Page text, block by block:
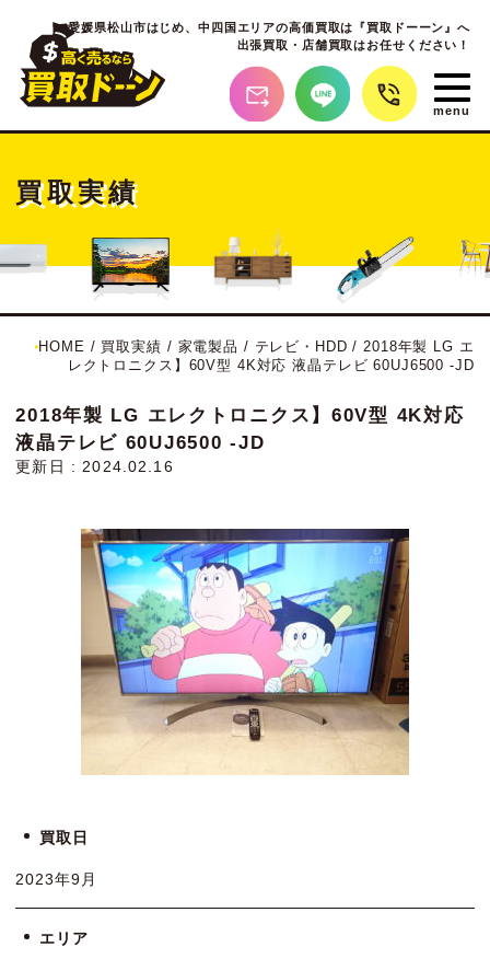
愛媛県松山市はじめ、中四国エリアの高価買取は『買取ドーーン』へ
出張買取・店舗買取はお任せください！
買取実績
HOME / 買取実績 / 家電製品 / テレビ・HDD /2018年製 LG エ
レクトロニクス】60V型 4K対応 液晶テレビ 60UJ6500 -JD
2018年製 LG エレクトロニクス】60V型 4K対応
液晶テレビ 60UJ6500 -JD
更新日 : 2024.02.16
買取日
2023年9月
エリア